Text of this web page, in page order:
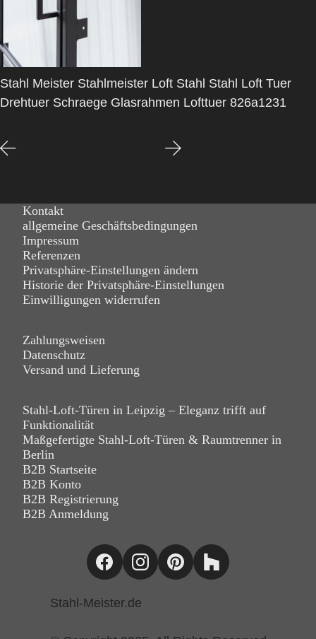
Stahl Meister Stahlmeister Loft Stahl Stahl Loft Tuer
Drehtuer Schraege Glasrahmen Lofttuer 826a1231
Kontakt
allgemeine Geschäftsbedingungen
Impressum
Referenzen
Privatsphäre-Einstellungen ändern
Historie der Privatsphäre-Einstellungen
Einwilligungen widerrufen
Zahlungsweisen
Datenschutz
Versand und Lieferung
Stahl-Loft-Türen in Leipzig – Eleganz trifft auf
Funktionalität
Maßgefertigte Stahl-Loft-Türen & Raumtrenner in
Berlin
B2B Startseite
B2B Konto
B2B Registrierung
B2B Anmeldung
Stahl-Meister.de